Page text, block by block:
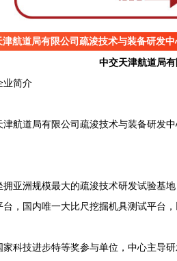
津航道局有限公司疏浚技术与装备研发
中交天津航道局
简介
道局有限公司疏浚技术与装备研发中
洲规模最大的疏浚技术研发试验基地
台，国内唯一大比尺挖掘机具测试平台
技进步特等奖参与单位，中心主导研发